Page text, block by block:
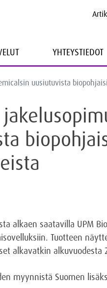
YHTEYSTIEDOT
uusiutuvista
alkaen saatavilla UPM
Tuotteen
alkavatkin alkuvuodesta
myynnistä Suomen